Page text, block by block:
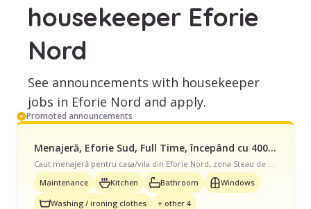
housekeeper Eforie
Nord
See announcements with housekeeper
jobs in Eforie Nord and apply.
Promoted announcements
Menajeră, Eforie Sud, Full Time, începând cu 4000 lei/lună
Caut menajeră pentru casa/vila din Eforie Nord, zona Steau de Mare. Disponibilă în timpul săptămânii și/sau în weekend, program full-time pentru casă/vilă. Avem nevoie de prepararea mâncării, curățenie de întreținere, curățenie bucătărie, curățenie baie, ajutor cu spălat/călcat rufe, schimbat așternuturi, curățare aragaz/cuptor, și îngrijire plante. Angajez cu contract de munca si asigurare de sanatate. Decontez naveta, daca este cazul. Cerinte minime: experienta de cel putin 2 ani pe un post similar, cu recomandari de ultimele locuri de munca.
Maintenance
Kitchen Bathroom
Windows
Washing / ironing clothes
+ other 4